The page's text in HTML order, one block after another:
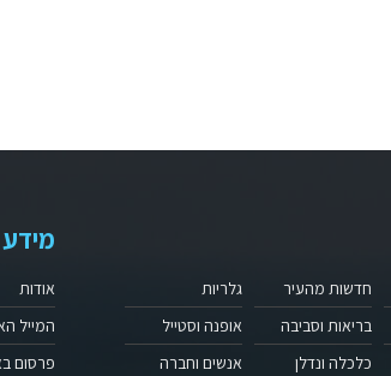
חדשות מהעיר
בריאות וסביבה
כלכלה ונדלן
גלריות
אופנה וסטייל
אנשים וחברה
מידע
אודות
המייל
פרסום